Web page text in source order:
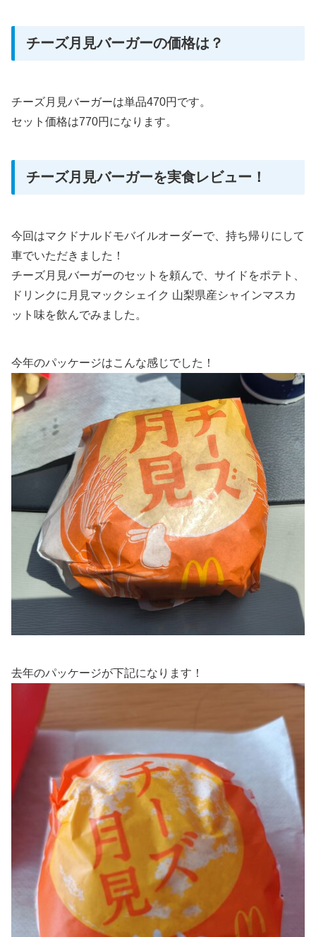
チーズ月見バーガーの価格は？
チーズ月見バーガーは単品470円です。
セット価格は770円になります。
チーズ月見バーガーを実食レビュー！
今回はマクドナルドモバイルオーダーで、持ち帰りにして
車でいただきました！
チーズ月見バーガーのセットを頼んで、サイドをポテト、
ドリンクに月見マックシェイク 山梨県産シャインマスカ
ット味を飲んでみました。
今年のパッケージはこんな感じでした！
去年のパッケージが下記になります！